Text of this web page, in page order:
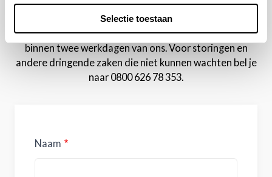
Selectie toestaan
Laat ons weten waar we je mee kunnen helpen door
het invullen van onderstaand formulier. Je hoort
binnen twee werkdagen van ons. Voor storingen en
andere dringende zaken die niet kunnen wachten bel je
naar 0800 626 78 353.
Naam